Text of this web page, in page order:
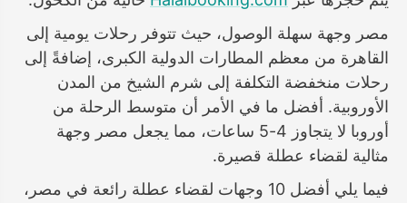
مصر وجهة سهلة الوصول، حيث تتوفر رحلات يومية إلى
القاهرة من معظم المطارات الدولية الكبرى، إضافةً إلى
رحلات منخفضة التكلفة إلى شرم الشيخ من المدن
الأوروبية. أفضل ما في الأمر أن متوسط الرحلة من
أوروبا لا يتجاوز 4-5 ساعات، مما يجعل مصر وجهة
مثالية لقضاء عطلة قصيرة.
فيما يلي أفضل 10 وجهات لقضاء عطلة رائعة في مصر،